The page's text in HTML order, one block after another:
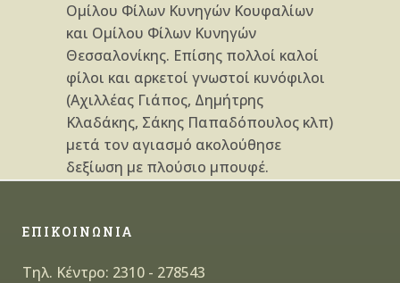
Ομίλου Φίλων Κυνηγών Κουφαλίων
και Ομίλου Φίλων Κυνηγών
Θεσσαλονίκης. Επίσης πολλοί καλοί
φίλοι και αρκετοί γνωστοί κυνόφιλοι
(Αχιλλέας Γιάπος, Δημήτρης
Κλαδάκης, Σάκης Παπαδόπουλος κλπ)
μετά τον αγιασμό ακολούθησε
δεξίωση με πλούσιο μπουφέ.
ΕΠΙΚΟΙΝΩΝΙΑ
Τηλ. Κέντρο: 2310 - 278543